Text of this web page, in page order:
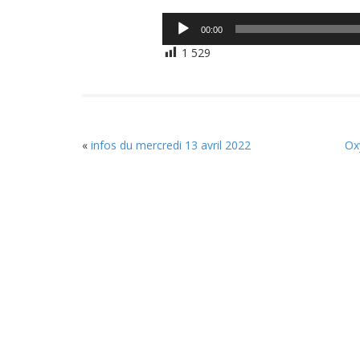
Lecteur
audio
00:00
1 529
« infos du mercredi 13 avril 2022